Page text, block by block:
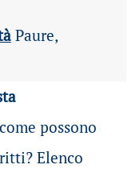
Paure,
possono
Elenco